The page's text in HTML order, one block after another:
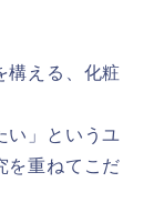
構える、化粧
い」というユ
を重ねてこだ